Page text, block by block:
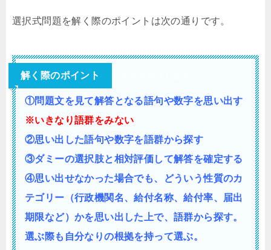
選択式問題を解く際のポイントは次の通りです。
解く際のポイント
①問題文を見て解答となる語句や数字を思い出す
※いきなり語群をみない
②思い出した語句や数字を語群から探す
③ダミーの選択肢と相対評価して解答を確定する
④思い出せなかった場合でも、どういう性質のカ
テゴリー（行政機関名、給付名称、給付率、届出
期限など）かを思い出した上で、語群から探す。
選ぶ際も自分なりの根拠を持って選ぶ。